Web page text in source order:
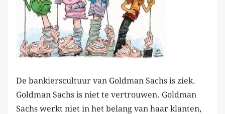
De bankierscultuur van Goldman Sachs is ziek.
Goldman Sachs is niet te vertrouwen. Goldman
Sachs werkt niet in het belang van haar klanten,